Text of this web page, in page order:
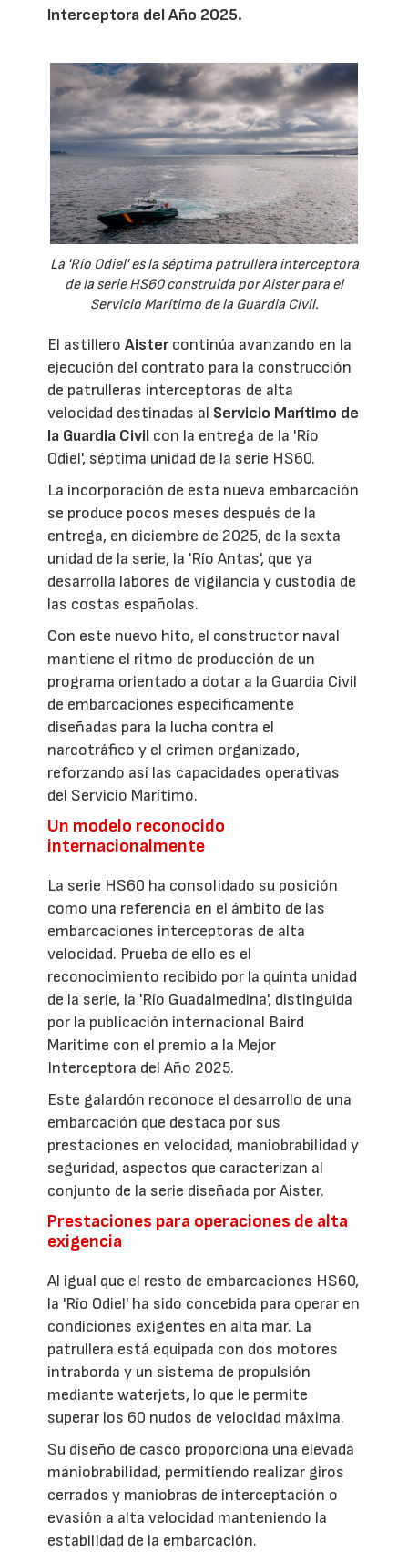
Interceptora del Año 2025.
La 'Río Odiel' es la séptima patrullera interceptora
de la serie HS60 construida por Aister para el
Servicio Marítimo de la Guardia Civil.
El astilleroAistercontinúa avanzando en la
ejecución del contrato para la construcción
de patrulleras interceptoras de alta
velocidad destinadas al Servicio Marítimo de
la Guardia Civil con la entrega de la 'Río
Odiel', séptima unidad de la serie HS60.
La incorporación de esta nueva embarcación
se produce pocos meses después de la
entrega, en diciembre de 2025, de la sexta
unidad de la serie, la 'Río Antas', que ya
desarrolla labores de vigilancia y custodia de
las costas españolas.
Con este nuevo hito, el constructor naval
mantiene el ritmo de producción de un
programa orientado a dotar a la Guardia Civil
de embarcaciones específicamente
diseñadas para la lucha contra el
narcotráfico y el crimen organizado,
reforzando así las capacidades operativas
del Servicio Marítimo.
Un modelo reconocido
internacionalmente
La serie HS60 ha consolidado su posición
como una referencia en el ámbito de las
embarcaciones interceptoras de alta
velocidad. Prueba de ello es el
reconocimiento recibido por la quinta unidad
de la serie, la 'Río Guadalmedina', distinguida
por la publicación internacional Baird
Maritime con el premio a la Mejor
Interceptora del Año 2025.
Este galardón reconoce el desarrollo de una
embarcación que destaca por sus
prestaciones en velocidad, maniobrabilidad y
seguridad, aspectos que caracterizan al
conjunto de la serie diseñada por Aister.
Prestaciones para operaciones de alta
exigencia
Al igual que el resto de embarcaciones HS60,
la 'Río Odiel' ha sido concebida para operar en
condiciones exigentes en alta mar. La
patrullera está equipada con dos motores
intraborda y un sistema de propulsión
mediante waterjets, lo que le permite
superar los 60 nudos de velocidad máxima.
Su diseño de casco proporciona una elevada
maniobrabilidad, permitiendo realizar giros
cerrados y maniobras de interceptación o
evasión a alta velocidad manteniendo la
estabilidad de la embarcación.